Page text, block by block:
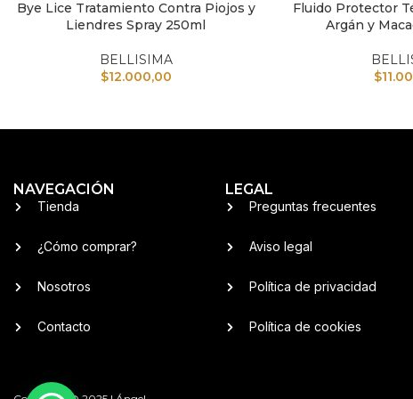
AÑADIR AL CARRITO
Bye Lice Tratamiento Contra Piojos y
Liendres Spray 250ml
BELLISIMA
$12.000,00
AÑADIR AL CARRITO
Fluido Protector
Argán y
$
NAVEGACIÓN
Tienda
¿Cómo comprar?
Nosotros
Contacto
LEGAL
Preguntas frecuentes
Aviso legal
Política de privacidad
Política de cookies